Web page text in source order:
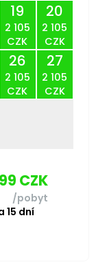
19
2 105
CZK
20
2 105
CZK
26
2 105
CZK
27
2 105
CZK
CZK
/pobyt
15 dní